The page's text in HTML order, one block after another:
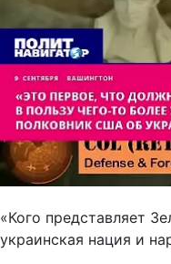
«Кого представляет
украинская нация и